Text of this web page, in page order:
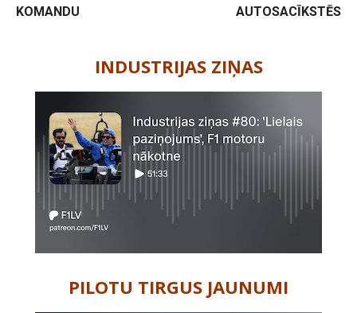
KOMANDU
AUTOSACĪKSTĒS
INDUSTRIJAS ZIŅAS
PILOTU TIRGUS JAUNUMI